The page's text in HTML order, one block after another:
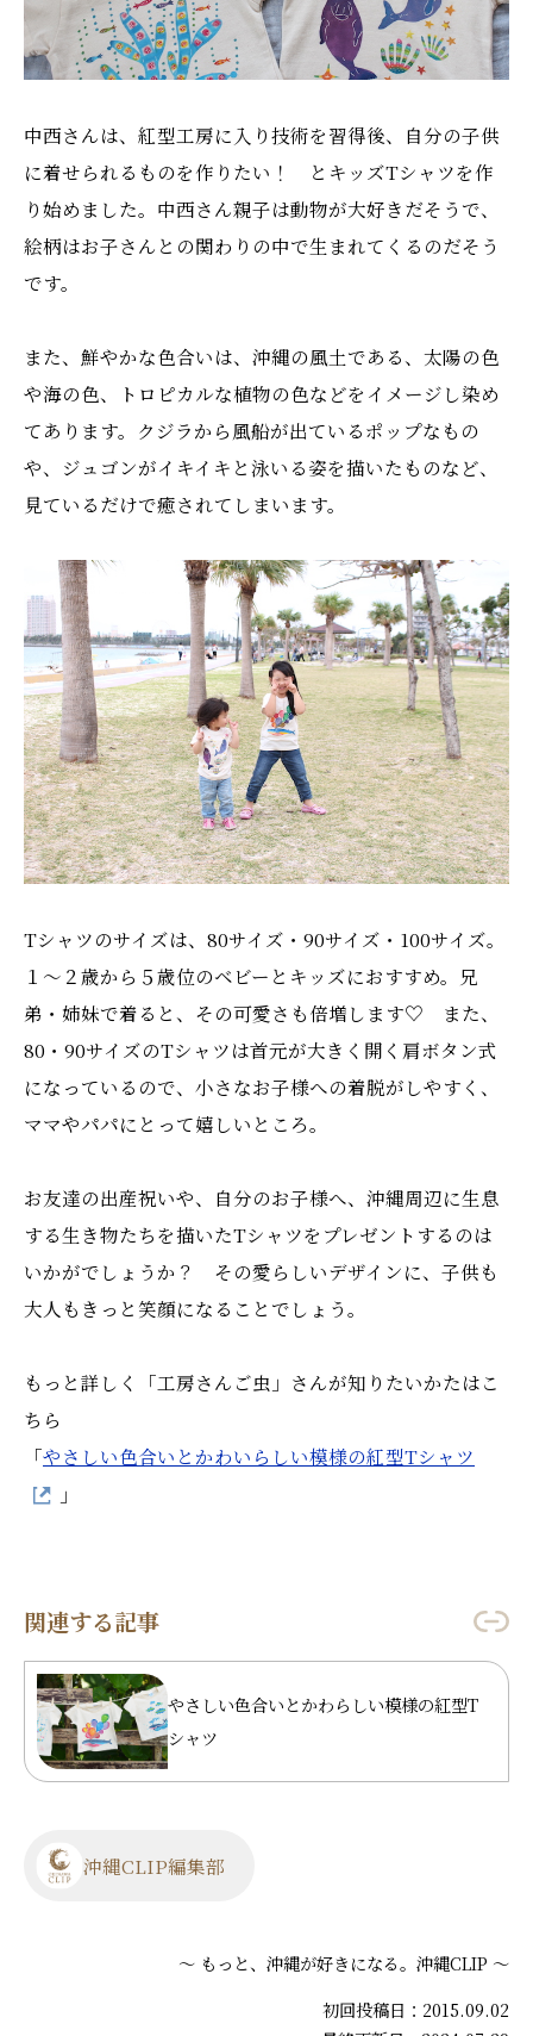
中西さんは、紅型工房に入り技術を習得後、自分の子供
に着せられるものを作りたい！ とキッズTシャツを作
り始めました。中西さん親子は動物が大好きだそうで、
絵柄はお子さんとの関わりの中で生まれてくるのだそう
です。
また、鮮やかな色合いは、沖縄の風土である、太陽の色
や海の色、トロピカルな植物の色などをイメージし染め
てあります。クジラから風船が出ているポップなもの
や、ジュゴンがイキイキと泳いる姿を描いたものなど、
見ているだけで癒されてしまいます。
Tシャツのサイズは、80サイズ・90サイズ・100サイズ。
１～２歳から５歳位のベビーとキッズにおすすめ。兄
弟・姉妹で着ると、その可愛さも倍増します♡ また、
80・90サイズのTシャツは首元が大きく開く肩ボタン式
になっているので、小さなお子様への着脱がしやすく、
ママやパパにとって嬉しいところ。
お友達の出産祝いや、自分のお子様へ、沖縄周辺に生息
する生き物たちを描いたTシャツをプレゼントするのは
いかがでしょうか？ その愛らしいデザインに、子供も
大人もきっと笑顔になることでしょう。
もっと詳しく「工房さんご虫」さんが知りたいかたはこ
ちら
「やさしい色合いとかわいらしい模様の紅型Tシャツ
」
関連する記事
やさしい色合いとかわらしい模様の紅型T
シャツ
沖縄CLIP編集部
～ もっと、沖縄が好きになる。沖縄CLIP ～
初回投稿日：2015.09.02